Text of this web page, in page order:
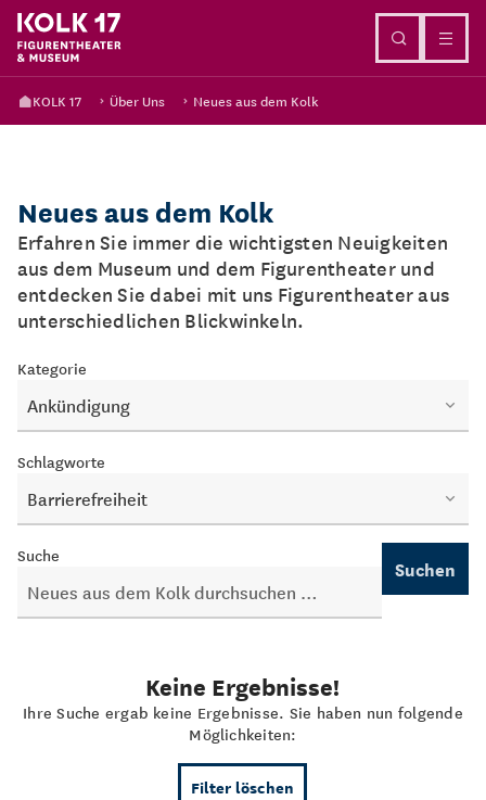
KOLK 17 Über Uns Neues aus dem Kolk
Neues aus dem Kolk
Erfahren Sie immer die wichtigsten Neuigkeiten
aus dem Museum und dem Figurentheater und
entdecken Sie dabei mit uns Figurentheater aus
unterschiedlichen Blickwinkeln.
Kategorie
Ankündigung
Schlagworte
Barrierefreiheit
Suche
Suchen
Keine Ergebnisse!
Ihre Suche ergab keine Ergebnisse. Sie haben nun folgende
Möglichkeiten:
Filter löschen